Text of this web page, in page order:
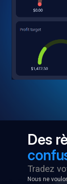
Des
Tradez
Nous ne